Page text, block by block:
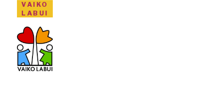
VAIKO
LABUI